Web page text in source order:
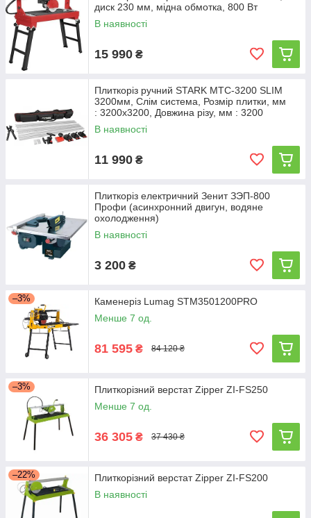
диск 230 мм, мідна обмотка, 800 Вт
В наявності
15 990 ₴
Плиткоріз ручний STARK MTC-3200 SLIM
3200мм, Слім система, Розмір плитки, мм
: 3200х3200, Довжина різу, мм : 3200
В наявності
11 990 ₴
Плиткоріз електричний Зенит ЗЭП-800
Профи (асинхронний двигун, водяне
охолодження)
В наявності
3 200 ₴
–3%
Каменеріз Lumag STM3501200PRO
Менше 7 од.
81 595 ₴ 84 120 ₴
–3%
Плиткорізний верстат Zipper ZI-FS250
Менше 7 од.
36 305 ₴ 37 430 ₴
–22%
Плиткорізний верстат Zipper ZI-FS200
В наявності